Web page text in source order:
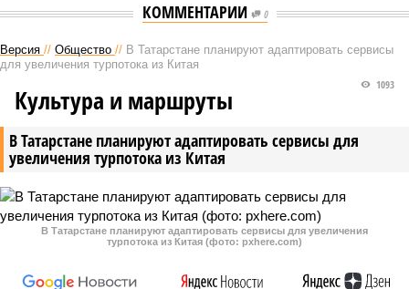
КОММЕНТАРИИ 0
Версия // Общество // В Татарстане планируют адаптировать сервисы
для увеличения турпотока из Китая
В Татарстане планируют адаптировать сервисы для
увеличения турпотока из Китая
1093
Культура и маршруты
В Татарстане планируют адаптировать сервисы для увеличения
турпотока из Китая (фото: pxhere.com)